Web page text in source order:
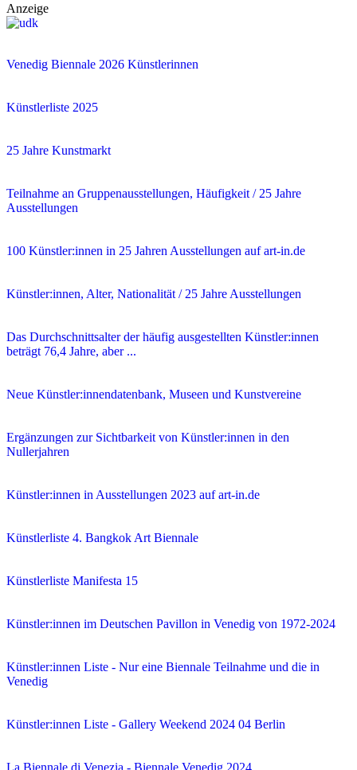
Anzeige
Venedig Biennale 2026 Künstlerinnen
Künstlerliste 2025
25 Jahre Kunstmarkt
Teilnahme an Gruppenausstellungen, Häufigkeit / 25 Jahre
Ausstellungen
100 Künstler:innen in 25 Jahren Ausstellungen auf art-in.de
Künstler:innen, Alter, Nationalität / 25 Jahre Ausstellungen
Das Durchschnittsalter der häufig ausgestellten Künstler:innen
beträgt 76,4 Jahre, aber ...
Neue Künstler:innendatenbank, Museen und Kunstvereine
Ergänzungen zur Sichtbarkeit von Künstler:innen in den
Nullerjahren
Künstler:innen in Ausstellungen 2023 auf art-in.de
Künstlerliste 4. Bangkok Art Biennale
Künstlerliste Manifesta 15
Künstler:innen im Deutschen Pavillon in Venedig von 1972-2024
Künstler:innen Liste - Nur eine Biennale Teilnahme und die in
Venedig
Künstler:innen Liste - Gallery Weekend 2024 04 Berlin
La Biennale di Venezia - Biennale Venedig 2024